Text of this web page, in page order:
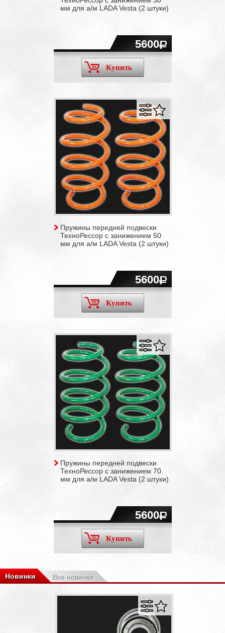
мм для а/м LADA Vesta (2 штуки)
5600
Купить
Пружины передней подвески
ТехноРессор с занижением 50
мм для а/м LADA Vesta (2 штуки)
5600
Купить
Пружины передней подвески
ТехноРессор с занижением 70
мм для а/м LADA Vesta (2 штуки)
5600
Купить
Новинки Все новинки